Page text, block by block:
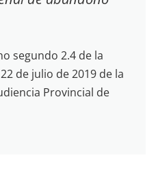
segundo 2.4 de la
de julio de 2019 de la
Provincial de